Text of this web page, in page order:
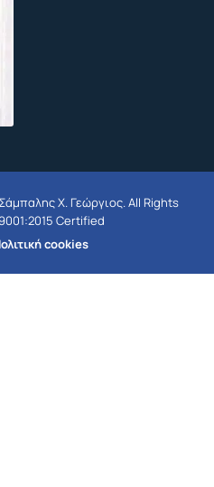
Χ. Γεώργιος. All Rights
Certified
cookies